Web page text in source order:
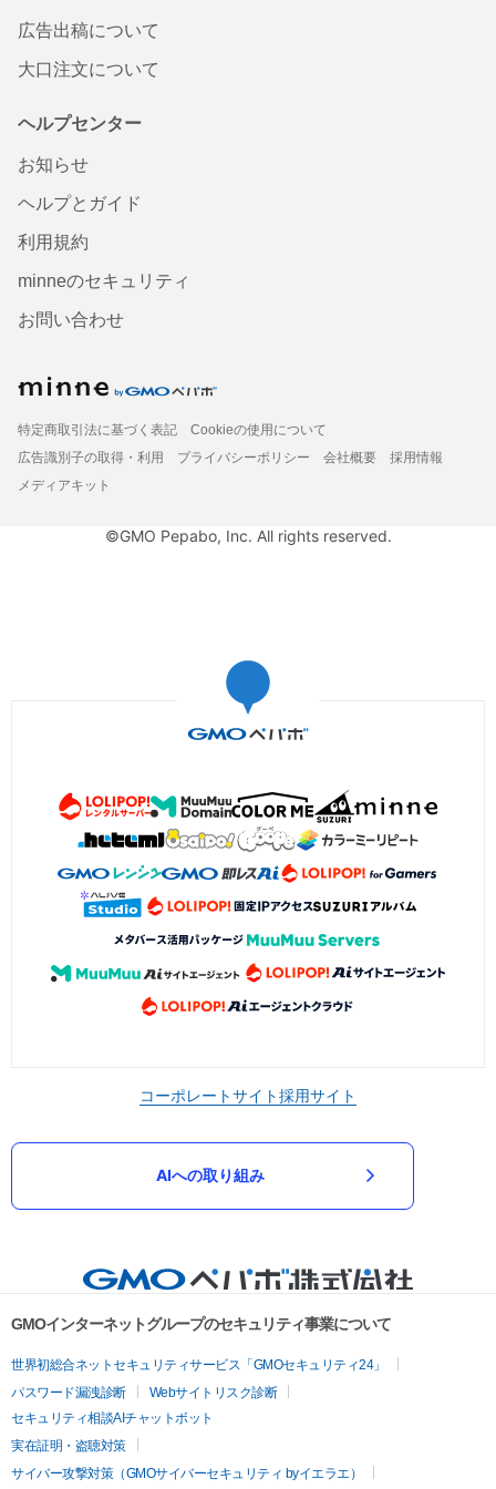
広告出稿について
大口注文について
ヘルプセンター
お知らせ
ヘルプとガイド
利用規約
minneのセキュリティ
お問い合わせ
特定商取引法に基づく表記
Cookieの使用について
広告識別子の取得・利用
プライバシーポリシー 会社概要
採用情報
メディアキット
©GMO Pepabo, Inc. All rights reserved.
コーポレートサイト採用サイト
AIへの取り組み
GMOインターネットグループのセキュリティ事業について
世界初総合ネットセキュリティサービス「GMOセキュリティ24」
パスワード漏洩診断
Webサイトリスク診断
セキュリティ相談AIチャットボット
実在証明・盗聴対策
サイバー攻撃対策（GMOサイバーセキュリティ byイエラエ）